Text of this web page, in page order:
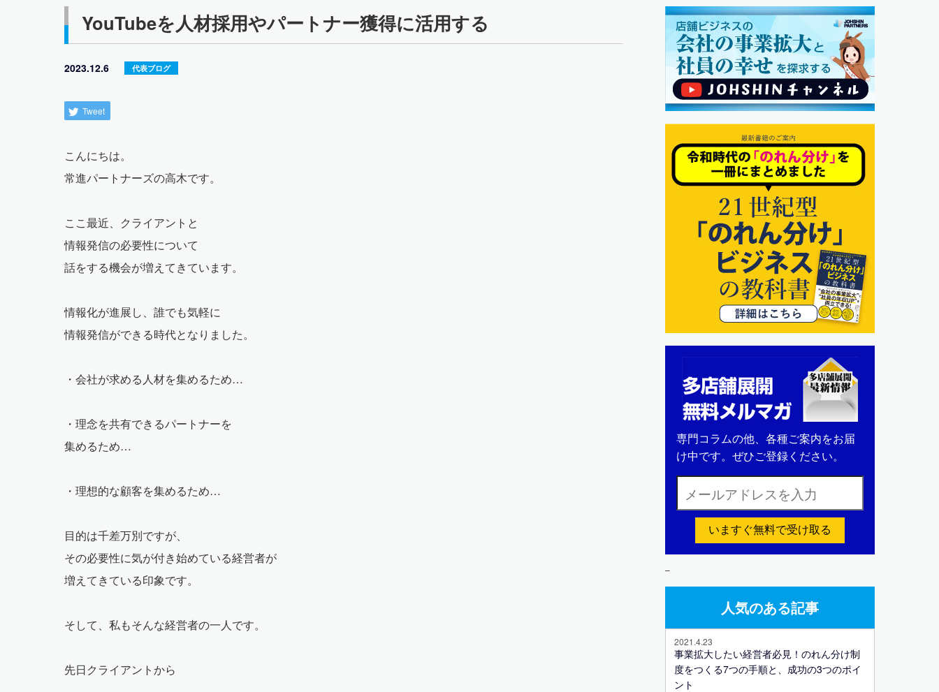
YouTubeを人材採用やパートナー獲得に活用する
2023.12.6 代表ブログ
Tweet
こんにちは。
常進パートナーズの高木です。
ここ最近、クライアントと
情報発信の必要性について
話をする機会が増えてきています。
情報化が進展し、誰でも気軽に
情報発信ができる時代となりました。
・会社が求める人材を集めるため…
・理念を共有できるパートナーを
集めるため…
・理想的な顧客を集めるため…
目的は千差万別ですが、
その必要性に気が付き始めている経営者が
増えてきている印象です。
そして、私もそんな経営者の一人です。
先日クライアントから
専門コラムの他、各種ご案内をお届
け中です。ぜひご登録ください。
いますぐ無料で受け取る
–
人気のある記事
2021.4.23
事業拡大したい経営者必見！のれん分け制
度をつくる7つの手順と、成功の3つのポイ
ント